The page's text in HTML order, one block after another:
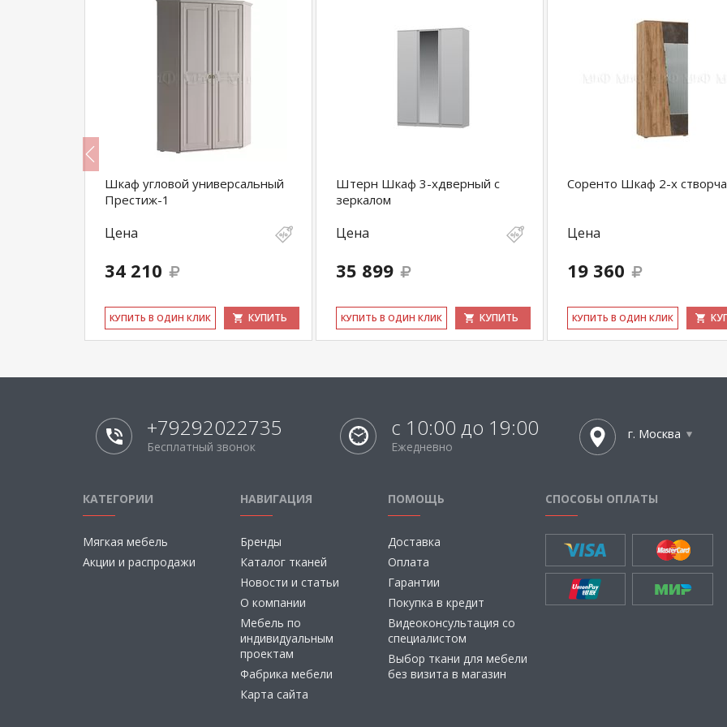
Шкаф угловой универсальный
Престиж-1
Цена
34 210
КУ­ПИТЬ В ОДИН КЛИК КУПИТЬ
Штерн Шкаф 3-хдверный с
зеркалом
Цена
35 899
КУ­ПИТЬ В ОДИН КЛИК КУПИТЬ
Соренто Шкаф 2-х
Цена
19 360
КУ­ПИТЬ В ОДИН КЛИК
+79292022735
Бесплатный звонок
с 10:00 до 19:00
Ежедневно
г. Москва
КАТЕГОРИИ
Мягкая мебель
Акции и распродажи
НАВИГАЦИЯ
Бренды
Каталог тканей
Новости и статьи
О компании
Мебель по
индивидуальным
проектам
Фабрика мебели
Карта сайта
ПОМОЩЬ
Доставка
Оплата
Гарантии
Покупка в кредит
Видеоконсультация со
специалистом
Выбор ткани для мебели
без визита в магазин
СПОСОБЫ ОПЛАТЫ